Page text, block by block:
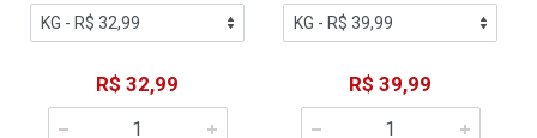
R$ 32,99 R$ 39,99